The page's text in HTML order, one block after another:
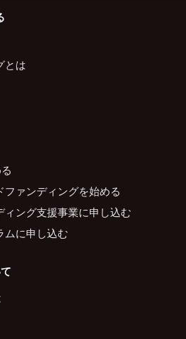
とは
ァンディングを始める
ング支援事業に申し込む
ムに申し込む